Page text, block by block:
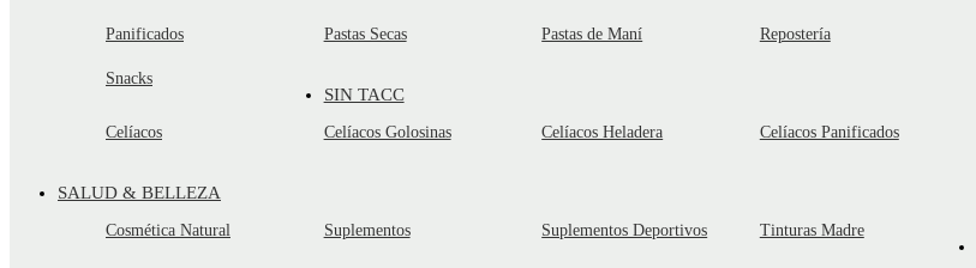
Panificados Pastas Secas Pastas de Maní Repostería
Snacks
SIN TACC
Celíacos Celíacos Golosinas Celíacos Heladera Celíacos Panificados
SALUD & BELLEZA
Cosmética Natural Suplementos Suplementos Deportivos Tinturas Madre